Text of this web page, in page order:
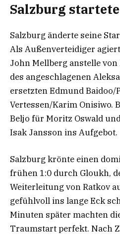
Salzburg
Salzburg änderte seine
Als Außenverteidiger
John Mellberg anstelle
des angeschlagenen
ersetzten Edmund Baidoo/
Vertessen/Karim Onisiwo.
Beljo für Moritz Oswald
Isak Jansson ins Aufgebot.
Salzburg krönte einen
frühen 1:0 durch Gloukh,
Weiterleitung von Ratkov
gefühlvoll ins lange Eck
Minuten später machten
Traumstart perfekt. Nach